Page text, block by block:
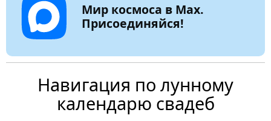
Мир космоса в Max.
Присоединяйся!
Навигация по лунному
календарю свадеб